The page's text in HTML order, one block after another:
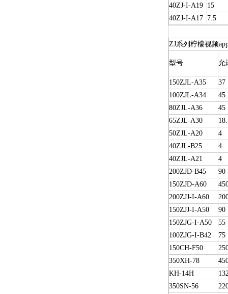
40ZJ-I-A19 15
40ZJ-I-A17 7.5
ZJ系列柠檬视频
型号 允
150ZJL-A35
37
100ZJL-A34
45
80ZJL-A36
45
65ZJL-A30
50ZJL-A20
4
40ZJL-B25
4
40ZJL-A21
4
200ZJD-B45
90
150ZJD-A60
200ZJJ-I-A60
150ZJJ-I-A50
90
150ZJG-I-A50
55
100ZJG-I-B42
75
150CH-F50
350XH-78
KH-14H
350SN-56